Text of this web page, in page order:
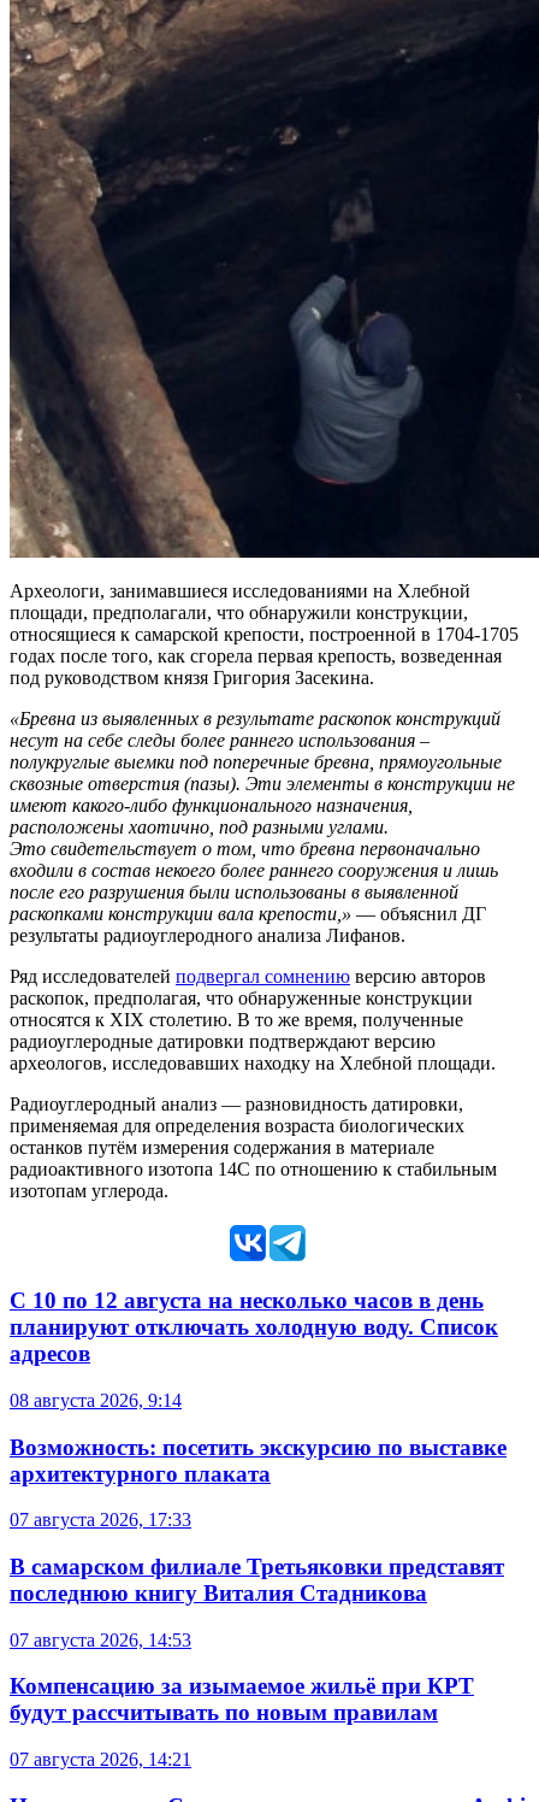
Археологи, занимавшиеся исследованиями на Хлебной
площади, предполагали, что обнаружили конструкции,
относящиеся к самарской крепости, построенной в 1704-1705
годах после того, как сгорела первая крепость, возведенная
под руководством князя Григория Засекина.
«Бревна из выявленных в результате раскопок конструкций
несут на себе следы более раннего использования –
полукруглые выемки под поперечные бревна, прямоугольные
сквозные отверстия (пазы). Эти элементы в конструкции не
имеют какого-либо функционального назначения,
расположены хаотично, под разными углами.
Это свидетельствует о том, что бревна первоначально
входили в состав некоего более раннего сооружения и лишь
после его разрушения были использованы в выявленной
раскопками конструкции вала крепости,» — объяснил ДГ
результаты радиоуглеродного анализа Лифанов.
Ряд исследователей подвергал сомнению версию авторов
раскопок, предполагая, что обнаруженные конструкции
относятся к XIX столетию. В то же время, полученные
радиоуглеродные датировки подтверждают версию
археологов, исследовавших находку на Хлебной площади.
Радиоуглеродный анализ — разновидность датировки,
применяемая для определения возраста биологических
останков путём измерения содержания в материале
радиоактивного изотопа 14C по отношению к стабильным
изотопам углерода.
С 10 по 12 августа на несколько часов в день
планируют отключать холодную воду. Список
адресов
08 августа 2026, 9:14
Возможность: посетить экскурсию по выставке
архитектурного плаката
07 августа 2026, 17:33
В самарском филиале Третьяковки представят
последнюю книгу Виталия Стадникова
07 августа 2026, 14:53
Компенсацию за изымаемое жильё при КРТ
будут рассчитывать по новым правилам
07 августа 2026, 14:21